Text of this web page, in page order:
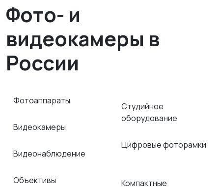
Фото- и
видеокамеры в
России
Фотоаппараты
Видеокамеры
Видеонаблюдение
Объективы
Студийное
оборудование
Цифровые фоторамки
Компактные